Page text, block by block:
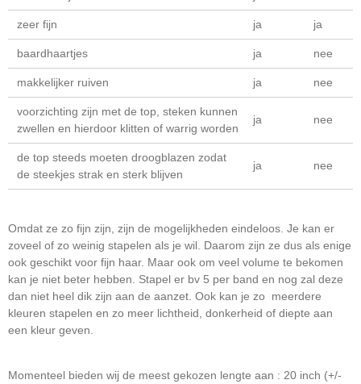
zeer fijn ja ja
baardhaartjes ja nee
makkelijker ruiven ja nee
voorzichting zijn met de top, steken kunnen
zwellen en hierdoor klitten of warrig worden
ja nee
de top steeds moeten droogblazen zodat
de steekjes strak en sterk blijven
ja nee
Omdat ze zo fijn zijn, zijn de mogelijkheden eindeloos. Je kan er
zoveel of zo weinig stapelen als je wil. Daarom zijn ze dus als enige
ook geschikt voor fijn haar. Maar ook om veel volume te bekomen
kan je niet beter hebben. Stapel er bv 5 per band en nog zal deze
dan niet heel dik zijn aan de aanzet. Ook kan je zo meerdere
kleuren stapelen en zo meer lichtheid, donkerheid of diepte aan
een kleur geven.
Momenteel bieden wij de meest gekozen lengte aan : 20 inch (+/-